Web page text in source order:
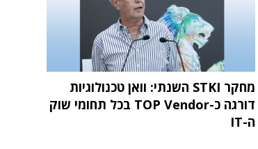
מחקר STKI השנתי: וואן טכנולוגיות
דורגה כ-TOP Vendor בכל תחומי שוק
ה-IT